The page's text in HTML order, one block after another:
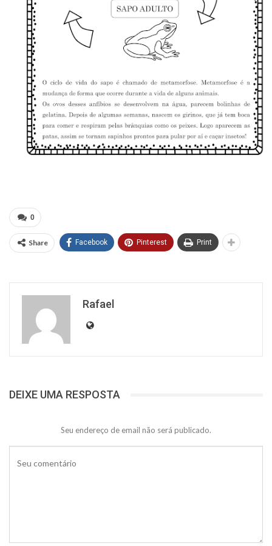
0
Share Facebook Pinterest Print
Rafael
DEIXE UMA RESPOSTA
Seu endereço de email não será publicado.